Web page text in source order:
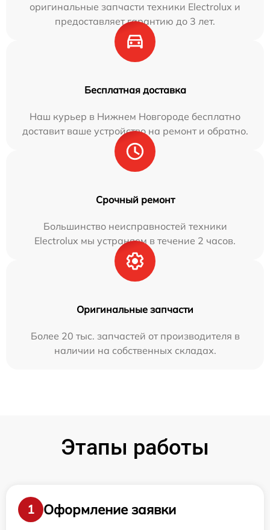
оригинальные запчасти техники Electrolux и
предоставляет гарантию до 3 лет.
Бесплатная доставка
Наш курьер в Нижнем Новгороде бесплатно
доставит ваше устройство на ремонт и обратно.
Срочный ремонт
Большинство неисправностей техники
Electrolux мы устраняем в течение 2 часов.
Оригинальные запчасти
Более 20 тыс. запчастей от производителя в
наличии на собственных складах.
Этапы работы
1
Оформление заявки